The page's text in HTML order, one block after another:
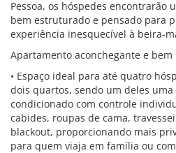
Pessoa, os hóspedes encontrarão
bem estruturado e pensado para
experiência inesquecível à beira-
Apartamento aconchegante e bem
• Espaço ideal para até quatro
dois quartos, sendo um deles
condicionado com controle
cabides, roupas de cama,
blackout, proporcionando mais
para quem viaja em família ou